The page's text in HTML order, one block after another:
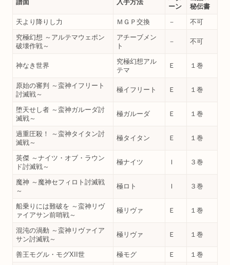
譜面 入手方法
ーン
秘伝書
天より降りし力
ＭＧＰ交換 －
不可
究極幻想 ～アルテマウェポン
破壊作戦～
アチーブメン
ト
－ 不可
神なき世界
究極幻想アル
テマ
Ｅ １巻
原始の審判 ～蛮神イフリート
討滅戦～
極イフリート Ｅ １巻
堕天せし者 ～蛮神ガルーダ討
滅戦～
極ガルーダ Ｅ １巻
過重圧殺！ ～蛮神タイタン討
滅戦～
極タイタン Ｅ １巻
英傑 ～ナイツ・オブ・ラウン
ド討滅戦～
極ナイツ Ｉ ３巻
魔神 ～魔神セフィロト討滅戦
～
極ロト Ｉ ３巻
船乗りには難破を ～蛮神リヴ
ァイアサン前哨戦～
極リヴァ Ｅ １巻
混沌の渦動 ～蛮神リヴァイア
サン討滅戦～
極リヴァ Ｅ １巻
善王モグル・モグXII世 極モグ Ｅ
１巻